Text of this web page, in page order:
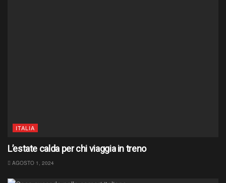
ITALIA
L’estate calda per chi viaggia in treno
AGOSTO 1, 2024